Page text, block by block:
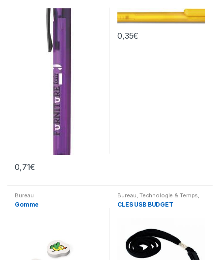
0,71€
0,35€
Bureau
Gomme
Bureau, Technologie & Temps,
Accesoires,Accessoires pour
ordinateur, Accessoires pour
CLES USB BUDGET